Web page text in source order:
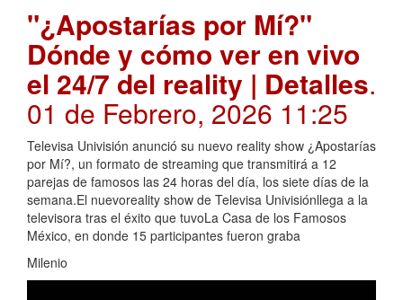
"¿Apostarías por Mí?"
Dónde y cómo ver en vivo
el 24/7 del reality | Detalles.
01 de Febrero, 2026 11:25
Televisa Univisión anunció su nuevo reality show ¿Apostarías
por Mí?, un formato de streaming que transmitirá a 12
parejas de famosos las 24 horas del día, los siete días de la
semana.El nuevoreality show de Televisa Univisiónllega a la
televisora tras el éxito que tuvoLa Casa de los Famosos
México, en donde 15 participantes fueron graba
Milenio